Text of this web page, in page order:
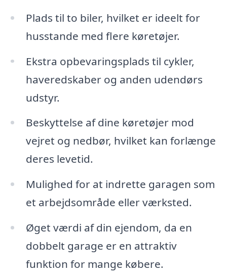
Plads til to biler, hvilket er ideelt for
husstande med flere køretøjer.
Ekstra opbevaringsplads til cykler,
haveredskaber og anden udendørs
udstyr.
Beskyttelse af dine køretøjer mod
vejret og nedbør, hvilket kan forlænge
deres levetid.
Mulighed for at indrette garagen som
et arbejdsområde eller værksted.
Øget værdi af din ejendom, da en
dobbelt garage er en attraktiv
funktion for mange købere.